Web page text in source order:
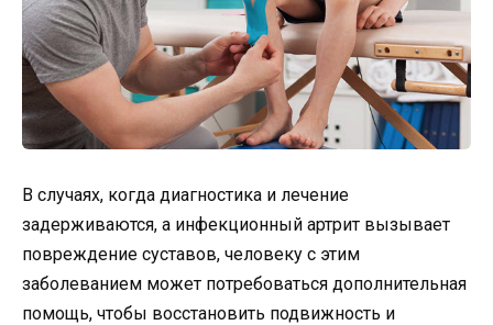
В случаях, когда диагностика и лечение
задерживаются, а инфекционный артрит вызывает
повреждение суставов, человеку с этим
заболеванием может потребоваться дополнительная
помощь, чтобы восстановить подвижность и